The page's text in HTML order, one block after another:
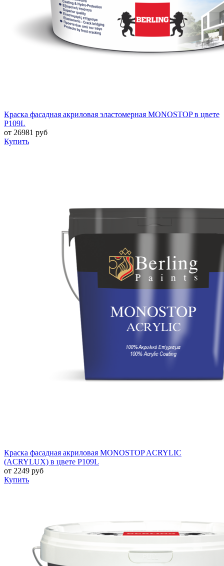
Краска фасадная акриловая эластомерная MONOSTOP в цвете
P109L
от 26981 руб
Купить
Краска фасадная акриловая MONOSTOP ACRYLIC
(ACRYLUX) в цвете P109L
от 2249 руб
Купить